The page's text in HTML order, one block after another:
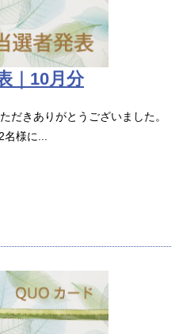
｜10月分
だきありがとうございました。
様に...